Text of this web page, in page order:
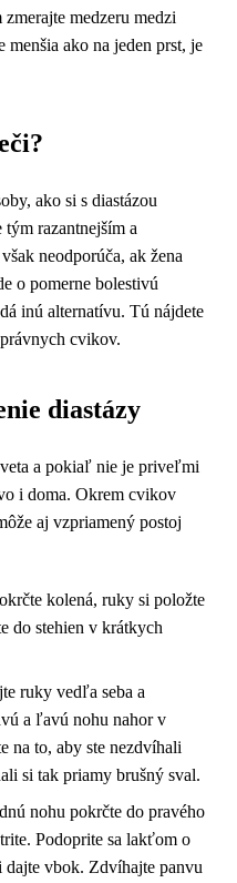
medzeru medzi
ako na jeden prst, je
ako si s diastázou
razantnejším a
neodporúča, ak žena
o pomerne bolestivú
inú alternatívu. Tú nájdete
cvikov.
diastázy
a pokiaľ nie je priveľmi
i doma. Okrem cvikov
aj vzpriamený postoj
kolená, ruky si položte
do stehien v krátkych
ruky vedľa seba a
a ľavú nohu nahor v
na to, aby ste nezdvíhali
si tak priamy brušný sval.
nohu pokrčte do pravého
Podoprite sa lakťom o
vbok. Zdvíhajte panvu